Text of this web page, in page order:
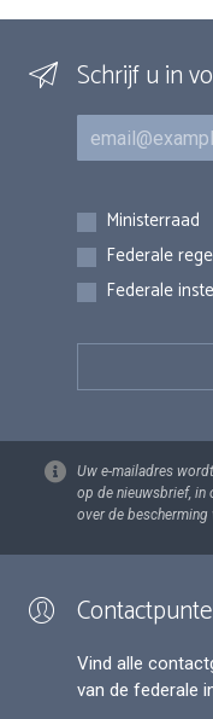
Schrijf u in
E-mail
Inschrijvingen
Ministerraad
Federale
Federale
Uw e-mailadres
op de nieuwsbrief, in
over de bescherming
Vind alle
van de federale